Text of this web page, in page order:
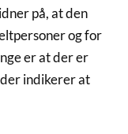
på, at den
og for
er at der er
indikerer at